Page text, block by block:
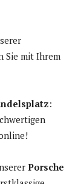
Sie mit Ihrem
:
Porsche